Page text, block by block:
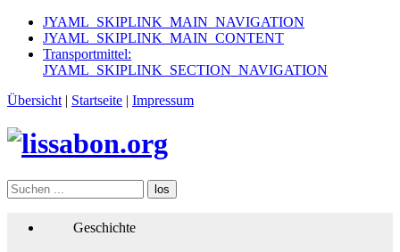
JYAML_SKIPLINK_MAIN_NAVIGATION
JYAML_SKIPLINK_MAIN_CONTENT
Transportmittel:
JYAML_SKIPLINK_SECTION_NAVIGATION
Übersicht | Startseite | Impressum
los
Geschichte